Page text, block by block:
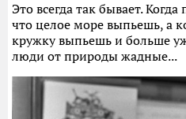
Это всегда так бывает.
что целое море выпьешь, а
кружку выпьешь и больше
люди от природы жадные...